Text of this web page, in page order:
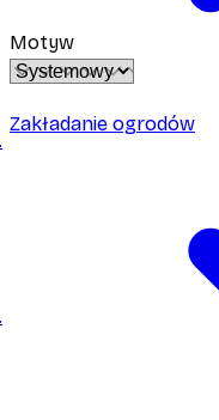
Motyw
Zakładanie ogrodów